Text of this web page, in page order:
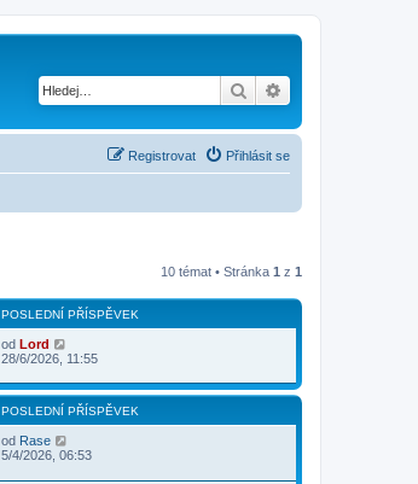
Hledat
Přihlásit se
Registrovat
10 témat • Stránka 1 z 1
POSLEDNÍ PŘÍSPĚVEK
od Lord
28/6/2026, 11:55
POSLEDNÍ PŘÍSPĚVEK
od Rase
5/4/2026, 06:53